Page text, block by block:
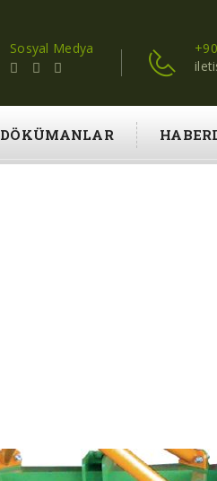
Sosyal Medya
DÖKÜMANLAR